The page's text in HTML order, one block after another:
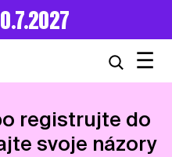
☰
registrujte do
svoje názory